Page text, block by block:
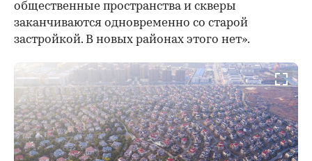
общественные пространства и скверы
заканчиваются одновременно со старой
застройкой. В новых районах этого нет».